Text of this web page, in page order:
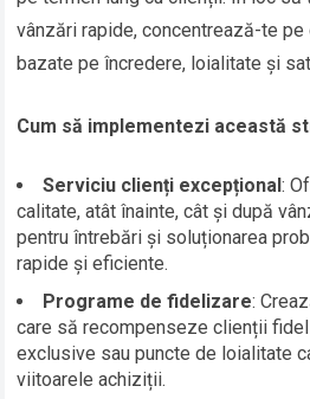
vânzări rapide, concentrează-te
bazate pe încredere, loialitate și
Cum să implementezi această
Serviciu clienți excepțional:
calitate, atât înainte, cât și după
pentru întrebări și soluționarea
rapide și eficiente.
Programe de fidelizare:
care să recompenseze clienții
exclusive sau puncte de loialitate
viitoarele achiziții.